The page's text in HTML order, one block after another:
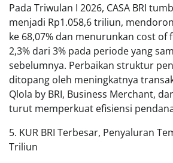
Pada Triwulan I 2026, CASA BRI
menjadi Rp1.058,6 triliun,
ke 68,07% dan menurunkan cost of
2,3% dari 3% pada periode yang
sebelumnya. Perbaikan struktur
ditopang oleh meningkatnya
Qlola by BRI, Business Merchant,
turut memperkuat efisiensi
5. KUR BRI Terbesar, Penyaluran
Triliun